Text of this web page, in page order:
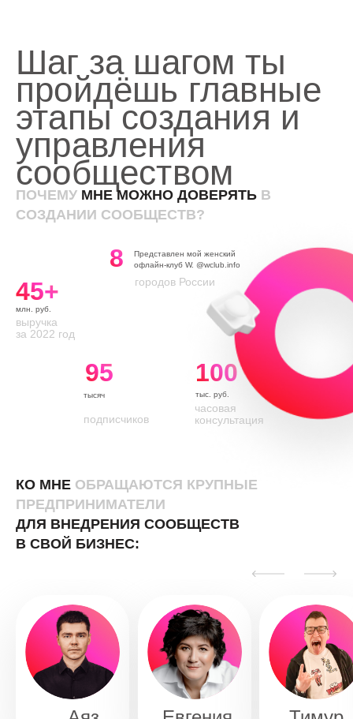
Шаг за шагом ты
пройдёшь главные
этапы создания и
управления
сообществом
ПОЧЕМУ МНЕ МОЖНО ДОВЕРЯТЬ В
СОЗДАНИИ СООБЩЕСТВ?
95
тысяч
подписчиков
100
тыс. руб.
часовая
консультация
45+
млн. руб.
выручка
за 2022 год
8
Представлен мой женский
офлайн-клуб W. @wclub.info
городов России
КО МНЕ ОБРАЩАЮТСЯ КРУПНЫЕ
ПРЕДПРИНИМАТЕЛИ
ДЛЯ ВНЕДРЕНИЯ СООБЩЕСТВ
В СВОЙ БИЗНЕС: